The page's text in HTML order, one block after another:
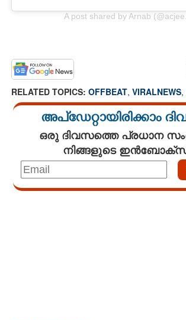
A post shared by Arnab
RELATED TOPICS: OFFBEAT, VIRALNEWS,
അപ്ഡേറ്റായിരിക്കാം
ഒരു ദിവസത്തെ പ്രധാന
നിങ്ങളുടെ